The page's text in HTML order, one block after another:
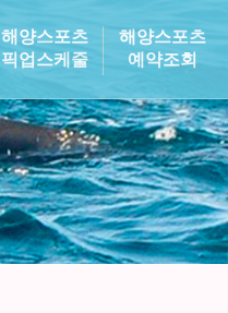
해양스포츠
픽업스케줄
해양스포츠
예약조회